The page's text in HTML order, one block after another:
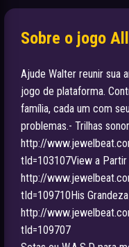
Sobre o jogo
Ajude Walter reunir sua
jogo de plataforma.
família, cada um com
problemas.- Trilhas
http://
tId=103107View a Partir
http://
tId=109710His
http://
tId=109707